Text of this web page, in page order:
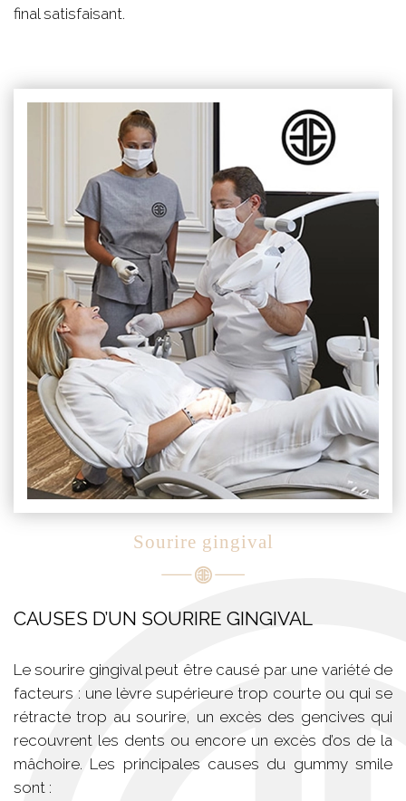
final satisfaisant.
Sourire gingival
CAUSES D’UN SOURIRE GINGIVAL
Le sourire gingival peut être causé par une variété de
facteurs : une lèvre supérieure trop courte ou qui se
rétracte trop au sourire, un excès des gencives qui
recouvrent les dents ou encore un excès d’os de la
mâchoire. Les principales causes du gummy smile
sont :